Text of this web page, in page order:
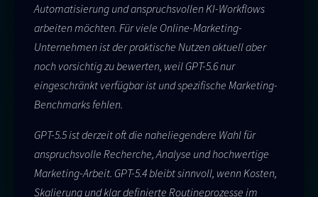
Automatisierung und anspruchsvollen KI-Workflows
arbeiten möchten. Für viele Online-Marketing-
Unternehmen ist der praktische Nutzen aktuell aber
noch vorsichtig zu bewerten, weil GPT-5.6 nur
eingeschränkt verfügbar ist und spezifische Marketing-
Benchmarks fehlen.
GPT-5.5 ist derzeit oft die naheliegendere Wahl für
anspruchsvolle Recherche, Analyse und hochwertige
Marketing-Arbeit. GPT-5.4 bleibt sinnvoll, wenn Kosten,
Skalierung und klar definierte Routineprozesse im